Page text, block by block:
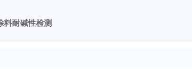
料耐碱性检测